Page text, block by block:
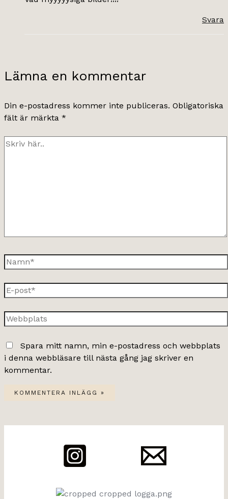
Svara
Lämna en kommentar
Din e-postadress kommer inte publiceras. Obligatoriska
fält är märkta *
Skriv
Namn*
E-
post*
Webbplats
Spara mitt namn, min e-postadress och webbplats
i denna webbläsare till nästa gång jag skriver en
kommentar.